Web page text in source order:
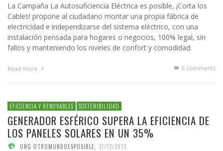
La Campaña La Autosuficiencia Eléctrica es posible, ¡Corta los
Cables! propone al ciudadano montar una propia fábrica de
electricidad e independizarse del sistema eléctrico, con una
instalación pensada para hogares o negocios, 100% legal, sin
fallos y manteniendo los niveles de confort y comodidad.
Read more 0 Comments
EFICIENCIA Y RENOVABLES SOSTENIBILIDAD
GENERADOR ESFÉRICO SUPERA LA EFICIENCIA DE
LOS PANELES SOLARES EN UN 35%
ONG OTROMUNDOESPOSIBLE 31/12/2013